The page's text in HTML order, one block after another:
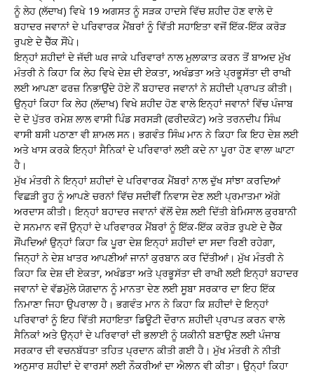
ਨੂੰ ਲੇਹ (ਲੱਦਾਖ) ਵਿਖੇ 19 ਅਗਸਤ ਨੂੰ ਸੜਕ ਹਾਦਸੇ ਵਿੱਚ ਸ਼ਹੀਦ ਹੋਣ ਵਾਲੇ ਦੋ
ਬਹਾਦਰ ਜਵਾਨਾਂ ਦੇ ਪਰਿਵਾਰਕ ਮੈਂਬਰਾਂ ਨੂੰ ਵਿੱਤੀ ਸਹਾਇਤਾ ਵਜੋਂ ਇੱਕ-ਇੱਕ ਕਰੋੜ
ਰੁਪਏ ਦੇ ਚੈੱਕ ਸੌਂਪੇ।
ਇਨ੍ਹਾਂ ਸ਼ਹੀਦਾਂ ਦੇ ਜੱਦੀ ਘਰ ਜਾਕੇ ਪਰਿਵਾਰਾਂ ਨਾਲ ਮੁਲਾਕਾਤ ਕਰਨ ਤੋਂ ਬਾਅਦ ਮੁੱਖ
ਮੰਤਰੀ ਨੇ ਕਿਹਾ ਕਿ ਲੇਹ ਵਿਖੇ ਦੇਸ਼ ਦੀ ਏਕਤਾ, ਅਖੰਡਤਾ ਅਤੇ ਪ੍ਰਭੂਸੱਤਾ ਦੀ ਰਾਖੀ
ਲਈ ਆਪਣਾ ਫਰਜ਼ ਨਿਭਾਉਂਦੇ ਹੋਏ ਨੌਂ ਬਹਾਦਰ ਜਵਾਨਾਂ ਨੇ ਸ਼ਹੀਦੀ ਪ੍ਰਾਪਤ ਕੀਤੀ।
ਉਨ੍ਹਾਂ ਕਿਹਾ ਕਿ ਲੇਹ (ਲੱਦਾਖ) ਵਿਖੇ ਸ਼ਹੀਦ ਹੋਣ ਵਾਲੇ ਇਨ੍ਹਾਂ ਜਵਾਨਾਂ ਵਿੱਚ ਪੰਜਾਬ
ਦੇ ਦੋ ਪੁੱਤਰ ਰਮੇਸ਼ ਲਾਲ ਵਾਸੀ ਪਿੰਡ ਸਰਸੜੀ (ਫਰੀਦਕੋਟ) ਅਤੇ ਤਰਨਦੀਪ ਸਿੰਘ
ਵਾਸੀ ਬਸੀ ਪਠਾਣਾ ਵੀ ਸ਼ਾਮਲ ਸਨ। ਭਗਵੰਤ ਸਿੰਘ ਮਾਨ ਨੇ ਕਿਹਾ ਕਿ ਇਹ ਦੇਸ਼ ਲਈ
ਅਤੇ ਖਾਸ ਕਰਕੇ ਇਨ੍ਹਾਂ ਸੈਨਿਕਾਂ ਦੇ ਪਰਿਵਾਰਾਂ ਲਈ ਕਦੇ ਨਾ ਪੂਰਾ ਹੋਣ ਵਾਲਾ ਘਾਟਾ
ਹੈ।
ਮੁੱਖ ਮੰਤਰੀ ਨੇ ਇਨ੍ਹਾਂ ਸ਼ਹੀਦਾਂ ਦੇ ਪਰਿਵਾਰਕ ਮੈਂਬਰਾਂ ਨਾਲ ਦੁੱਖ ਸਾਂਝਾ ਕਰਦਿਆਂ
ਵਿਛੜੀ ਰੂਹ ਨੂੰ ਆਪਣੇ ਚਰਨਾਂ ਵਿੱਚ ਸਦੀਵੀਂ ਨਿਵਾਸ ਦੇਣ ਲਈ ਪ੍ਰਮਾਤਮਾ ਅੱਗੇ
ਅਰਦਾਸ ਕੀਤੀ। ਇਨ੍ਹਾਂ ਬਹਾਦਰ ਜਵਾਨਾਂ ਵੱਲੋਂ ਦੇਸ਼ ਲਈ ਦਿੱਤੀ ਬੇਮਿਸਾਲ ਕੁਰਬਾਨੀ
ਦੇ ਸਨਮਾਨ ਵਜੋਂ ਉਨ੍ਹਾਂ ਦੇ ਪਰਿਵਾਰਕ ਮੈਂਬਰਾਂ ਨੂੰ ਇੱਕ-ਇੱਕ ਕਰੋੜ ਰੁਪਏ ਦੇ ਚੈੱਕ
ਸੌਂਪਦਿਆਂ ਉਨ੍ਹਾਂ ਕਿਹਾ ਕਿ ਪੂਰਾ ਦੇਸ਼ ਇਨ੍ਹਾਂ ਸ਼ਹੀਦਾਂ ਦਾ ਸਦਾ ਰਿਣੀ ਰਹੇਗਾ,
ਜਿਨ੍ਹਾਂ ਨੇ ਦੇਸ਼ ਖਾਤਰ ਆਪਣੀਆਂ ਜਾਨਾਂ ਕੁਰਬਾਨ ਕਰ ਦਿੱਤੀਆਂ। ਮੁੱਖ ਮੰਤਰੀ ਨੇ
ਕਿਹਾ ਕਿ ਦੇਸ਼ ਦੀ ਏਕਤਾ, ਅਖੰਡਤਾ ਅਤੇ ਪ੍ਰਭੂਸੱਤਾ ਦੀ ਰਾਖੀ ਲਈ ਇਨ੍ਹਾਂ ਬਹਾਦਰ
ਜਵਾਨਾਂ ਦੇ ਵੱਡਮੁੱਲੇ ਯੋਗਦਾਨ ਨੂੰ ਮਾਨਤਾ ਦੇਣ ਲਈ ਸੂਬਾ ਸਰਕਾਰ ਦਾ ਇਹ ਇੱਕ
ਨਿਮਾਣਾ ਜਿਹਾ ਉਪਰਾਲਾ ਹੈ। ਭਗਵੰਤ ਮਾਨ ਨੇ ਕਿਹਾ ਕਿ ਸ਼ਹੀਦਾਂ ਦੇ ਇਨ੍ਹਾਂ
ਪਰਿਵਾਰਾਂ ਨੂੰ ਇਹ ਵਿੱਤੀ ਸਹਾਇਤਾ ਡਿਊਟੀ ਦੌਰਾਨ ਸ਼ਹੀਦੀ ਪ੍ਰਾਪਤ ਕਰਨ ਵਾਲੇ
ਸੈਨਿਕਾਂ ਅਤੇ ਉਨ੍ਹਾਂ ਦੇ ਪਰਿਵਾਰਾਂ ਦੀ ਭਲਾਈ ਨੂੰ ਯਕੀਨੀ ਬਣਾਉਣ ਲਈ ਪੰਜਾਬ
ਸਰਕਾਰ ਦੀ ਵਚਨਬੱਧਤਾ ਤਹਿਤ ਪ੍ਰਦਾਨ ਕੀਤੀ ਗਈ ਹੈ। ਮੁੱਖ ਮੰਤਰੀ ਨੇ ਨੀਤੀ
ਅਨੁਸਾਰ ਸ਼ਹੀਦਾਂ ਦੇ ਵਾਰਸਾਂ ਲਈ ਨੌਕਰੀਆਂ ਦਾ ਐਲਾਨ ਵੀ ਕੀਤਾ। ਉਨ੍ਹਾਂ ਕਿਹਾ